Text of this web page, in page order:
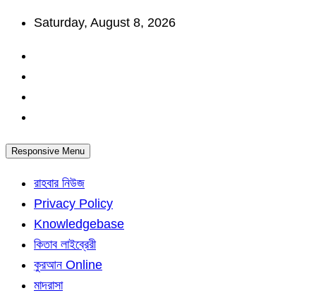
Skip
content
Saturday, August 8, 2026
Responsive Menu
রাহবার নিউজ
Privacy Policy
Knowledgebase
কিতাব লাইব্রেরী
কুরআন Online
মাদরাসা